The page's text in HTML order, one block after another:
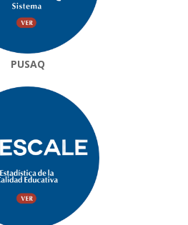
PUSAQ